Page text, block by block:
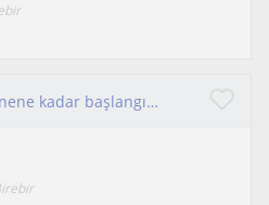
Lise ögrencilerine fizik dersi verebilirim. Tecrübe edinene kadar başlangıç orta seviye öğrencilere sonra ileri seviye öğrencilere